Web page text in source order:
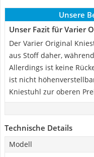
Unsere
Unser Fazit für Varier
Der Varier Original
aus Stoff daher,
Allerdings ist keine
ist nicht
Kniestuhl zur oberen
Technische Details
Modell